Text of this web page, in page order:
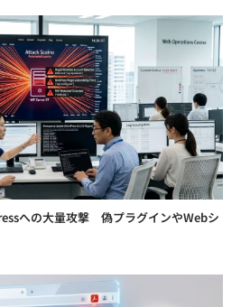
への大量攻撃 偽プラグインやWebシ